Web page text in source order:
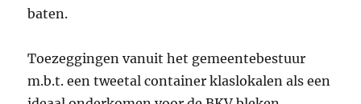
baten.
Toezeggingen vanuit het gemeentebestuur
m.b.t. een tweetal container klaslokalen als een